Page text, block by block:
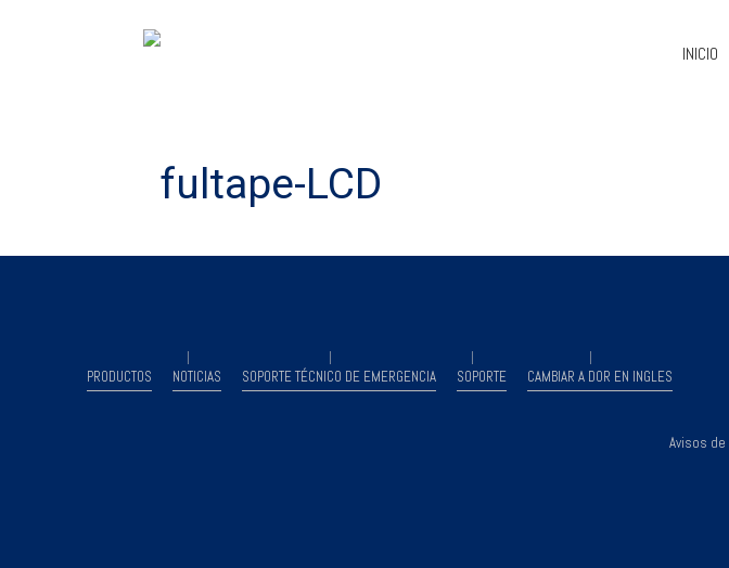
INICIO
fultape-LCD
PRODUCTOS NOTICIAS SOPORTE TÉCNICO DE EMERGENCIA SOPORTE CAMBIAR A DOR EN INGLES
Avisos de